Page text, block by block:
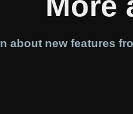
about new features